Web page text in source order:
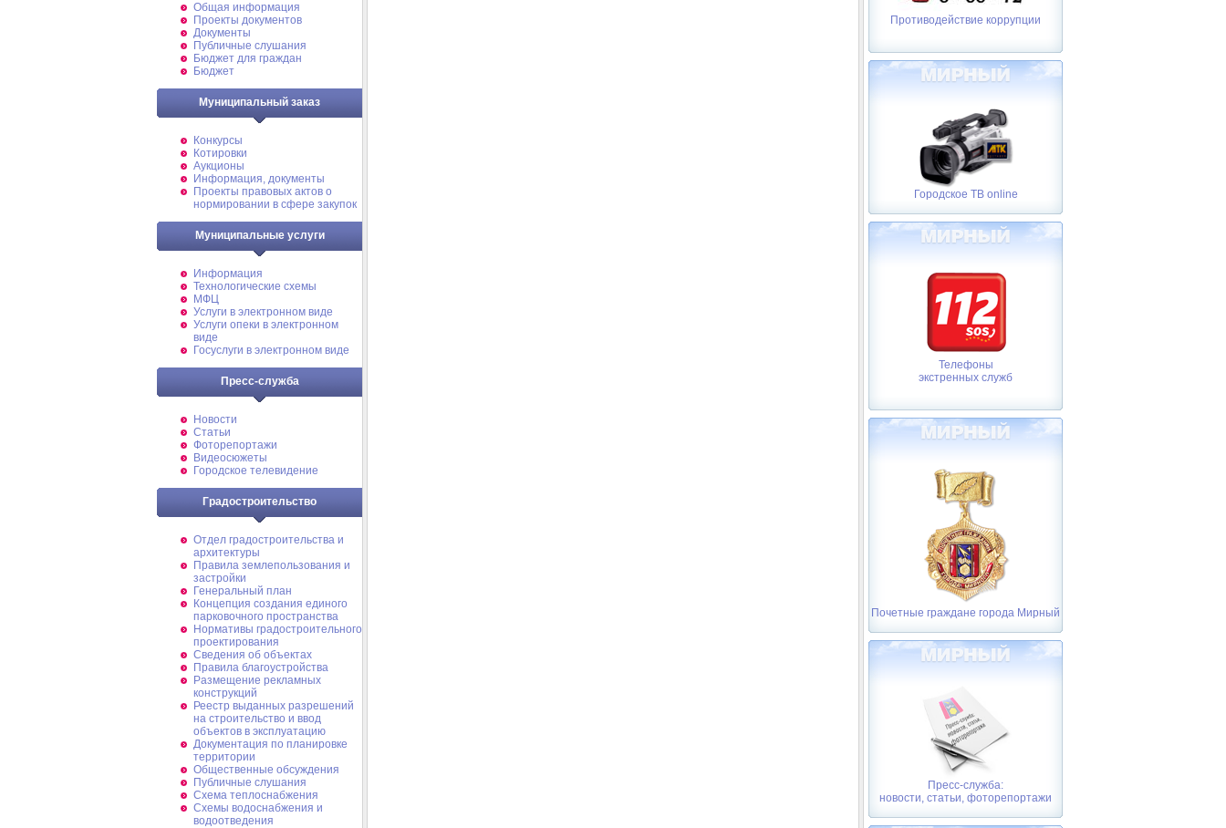
Общая информация
Проекты документов
Документы
Публичные слушания
Бюджет для граждан
Бюджет
Муниципальный заказ
Конкурсы
Котировки
Аукционы
Информация, документы
Проекты правовых актов о
нормировании в сфере закупок
Муниципальные услуги
Информация
Технологические схемы
МФЦ
Услуги в электронном виде
Услуги опеки в электронном
виде
Госуслуги в электронном виде
Пресс-служба
Новости
Статьи
Фоторепортажи
Видеосюжеты
Городское телевидение
Градостроительство
Отдел градостроительства и
архитектуры
Правила землепользования и
застройки
Генеральный план
Концепция создания единого
парковочного пространства
Нормативы градостроительного
проектирования
Сведения об объектах
Правила благоустройства
Размещение рекламных
конструкций
Реестр выданных разрешений
на строительство и ввод
объектов в эксплуатацию
Документация по планировке
территории
Общественные обсуждения
Публичные слушания
Схема теплоснабжения
Схемы водоснабжения и
водоотведения
Противодействие коррупции
Городское ТВ online
Телефоны
экстренных служб
Почетные граждане города Мирный
Пресс-служба:
новости, статьи, фоторепортажи